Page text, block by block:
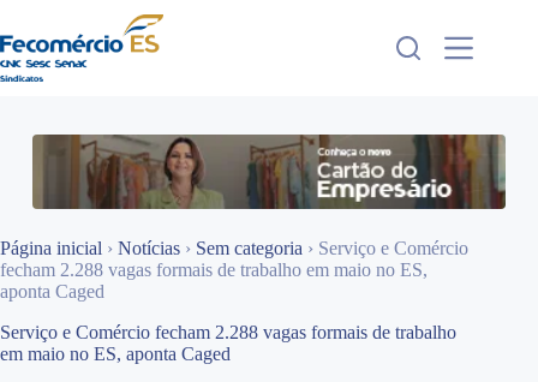
para
o
conteúdo
Página inicial › Notícias › Sem categoria › Serviço e Comércio
fecham 2.288 vagas formais de trabalho em maio no ES,
aponta Caged
Serviço e Comércio fecham 2.288 vagas formais de trabalho
em maio no ES, aponta Caged